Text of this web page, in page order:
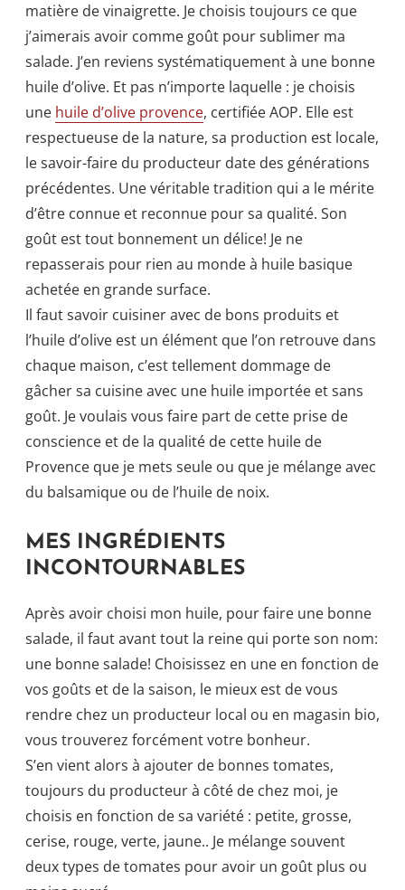
matière de vinaigrette. Je choisis toujours ce que
j’aimerais avoir comme goût pour sublimer ma
salade. J’en reviens systématiquement à une bonne
huile d’olive. Et pas n’importe laquelle : je choisis
une huile d’olive provence, certifiée AOP. Elle est
respectueuse de la nature, sa production est locale,
le savoir-faire du producteur date des générations
précédentes. Une véritable tradition qui a le mérite
d’être connue et reconnue pour sa qualité. Son
goût est tout bonnement un délice! Je ne
repasserais pour rien au monde à huile basique
achetée en grande surface.
Il faut savoir cuisiner avec de bons produits et
l’huile d’olive est un élément que l’on retrouve dans
chaque maison, c’est tellement dommage de
gâcher sa cuisine avec une huile importée et sans
goût. Je voulais vous faire part de cette prise de
conscience et de la qualité de cette huile de
Provence que je mets seule ou que je mélange avec
du balsamique ou de l’huile de noix.
MES INGRÉDIENTS
INCONTOURNABLES
Après avoir choisi mon huile, pour faire une bonne
salade, il faut avant tout la reine qui porte son nom:
une bonne salade! Choisissez en une en fonction de
vos goûts et de la saison, le mieux est de vous
rendre chez un producteur local ou en magasin bio,
vous trouverez forcément votre bonheur.
S’en vient alors à ajouter de bonnes tomates,
toujours du producteur à côté de chez moi, je
choisis en fonction de sa variété : petite, grosse,
cerise, rouge, verte, jaune.. Je mélange souvent
deux types de tomates pour avoir un goût plus ou